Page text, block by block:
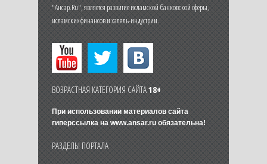
"Ансар.Ru", является развитие исламской банковской сферы,
исламских финансов и халяль-индустрии.
ВОЗРАСТНАЯ КАТЕГОРИЯ САЙТА18+
При использовании материалов сайта
гиперссылка на www.ansar.ruобязательна!
РАЗДЕЛЫ ПОРТАЛА